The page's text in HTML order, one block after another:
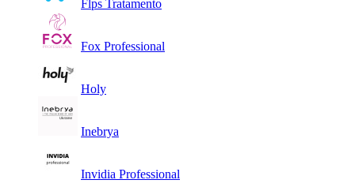
Flps Tratamento
Fox Professional
Holy
Inebrya
Invidia Professional